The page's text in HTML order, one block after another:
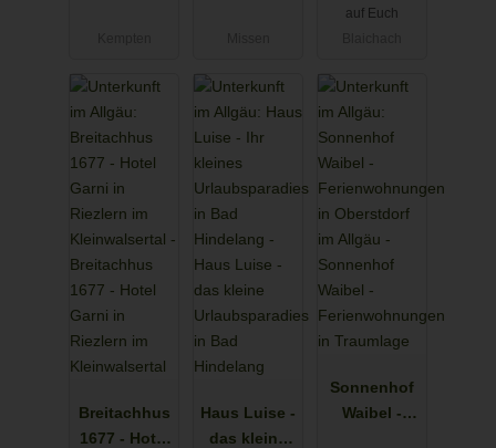
auf Euch
Breitachhus
1677 - Hotel
Haus Luise -
das kleine
Sonnenhof
Waibel -